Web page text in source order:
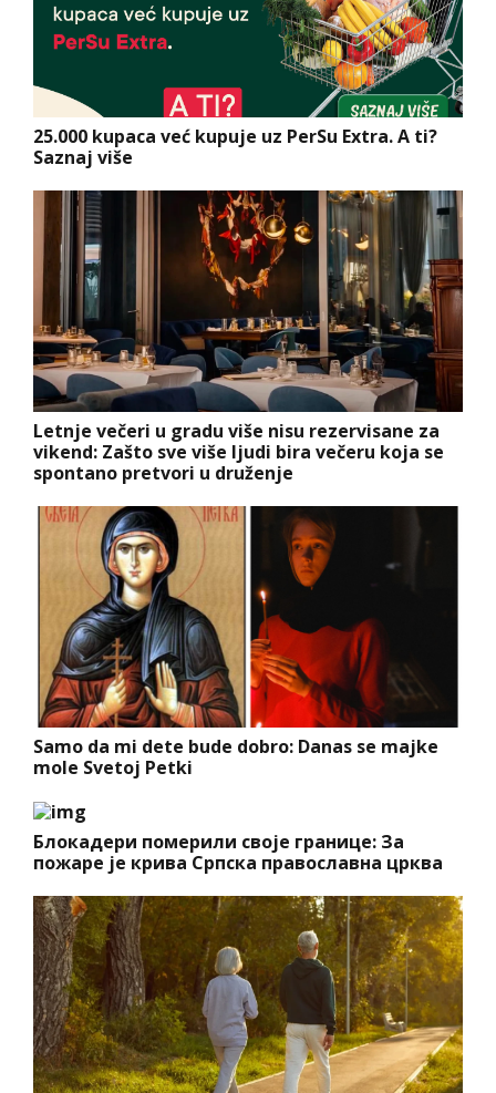
25.000 kupaca već kupuje uz PerSu Extra. A ti?
Saznaj više
Letnje večeri u gradu više nisu rezervisane za
vikend: Zašto sve više ljudi bira večeru koja se
spontano pretvori u druženje
Samo da mi dete bude dobro: Danas se majke
mole Svetoj Petki
Блокадери померили своје границе: За
пожаре је крива Српска православна црква